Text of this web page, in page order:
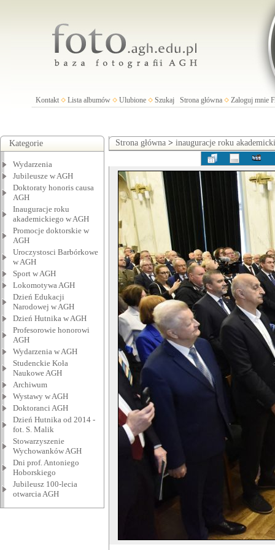
Kontakt Lista albumów Ulubione Szukaj Strona główna Zaloguj mnie
Kategorie
Wydarzenia
Jubileusze w AGH
Doktoraty honoris causa
AGH
Inauguracje roku
akademickiego w AGH
Promocje doktorskie w
AGH
Uroczystosci Barbórkowe
w AGH
Sport w AGH
Lokomotywa AGH
Dzień Edukacji
Narodowej w AGH
Dzień Hutnika w AGH
Profesorowie honorowi
AGH
Wydarzenia w AGH
Studenckie Koła
Naukowe AGH
Archiwum
Wystawy w AGH
Doktoranci AGH
Dzień Hutnika od 2014 -
fot. S. Malik
Stowarzyszenie
Wychowanków AGH
Dni prof. Antoniego
Hoborskiego
Jubileusz 100-lecia
otwarcia AGH
Strona główna > inauguracje roku